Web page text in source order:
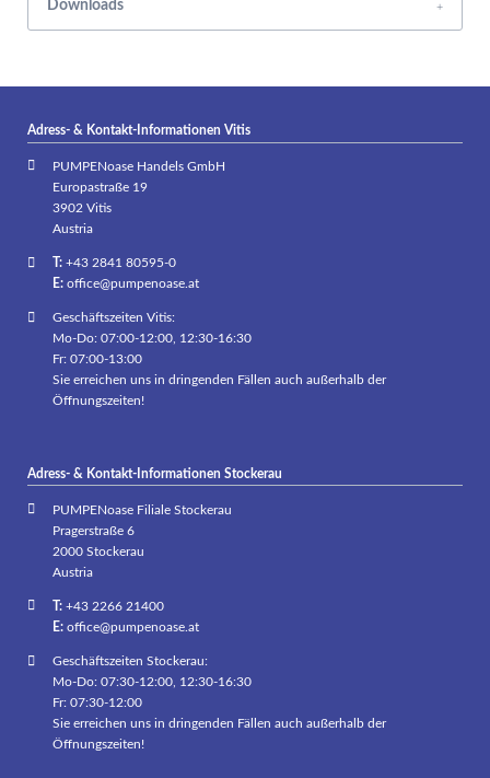
Downloads
Adress- & Kontakt-Informationen Vitis
PUMPENoase Handels GmbH
Europastraße 19
3902 Vitis
Austria
T:+43 2841 80595-0
E: office@pumpenoase.at
Geschäftszeiten Vitis:
Mo-Do: 07:00-12:00, 12:30-16:30
Fr: 07:00-13:00
Sie erreichen uns in dringenden Fällen auch außerhalb der
Öffnungszeiten!
Adress- & Kontakt-Informationen Stockerau
PUMPENoase Filiale Stockerau
Pragerstraße 6
2000 Stockerau
Austria
T:+43 2266 21400
E: office@pumpenoase.at
Geschäftszeiten Stockerau:
Mo-Do: 07:30-12:00, 12:30-16:30
Fr: 07:30-12:00
Sie erreichen uns in dringenden Fällen auch außerhalb der
Öffnungszeiten!